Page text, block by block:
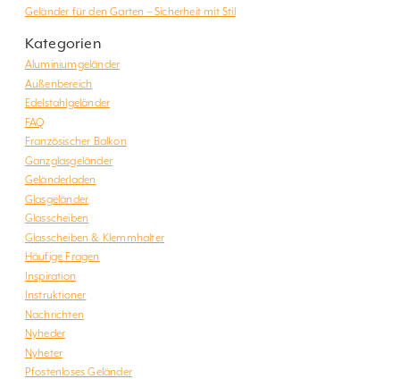
Geländer für den Garten – Sicherheit mit Stil
Kategorien
Aluminiumgeländer
Außenbereich
Edelstahlgeländer
FAQ
Französischer Balkon
Ganzglasgeländer
Geländerladen
Glasgeländer
Glasscheiben
Glasscheiben & Klemmhalter
Häufige Fragen
Inspiration
Instruktioner
Nachrichten
Nyheder
Nyheter
Pfostenloses Geländer